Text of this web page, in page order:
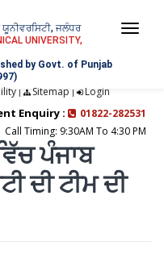
ਜਲੰਧਰ
UNIVERSITY,
by Govt. of Punjab
| Sitemap | Login
Enquiry :
01822-282531
Call Timing: 9:30AM To 4:30 PM
ਪੰਜਾਬ
ਦੀ ਟੀਮ ਦੀ